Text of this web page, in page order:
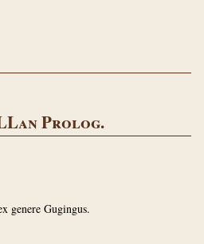
Prolog.
genere Gugingus.